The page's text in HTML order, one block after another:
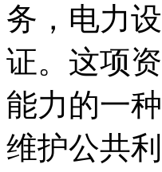
务，电力
证。这项
能力的一
维护公共